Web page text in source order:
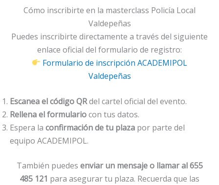
Cómo inscribirte en la masterclass Policía Local
Valdepeñas
Puedes inscribirte directamente a través del siguiente
enlace oficial del formulario de registro:
Formulario de inscripción ACADEMIPOL
Valdepeñas
Escanea el código QRdel cartel oficial del evento.
Rellena el formulariocon tus datos.
Espera la confirmación de tu plaza por parte del
equipo ACADEMIPOL.
También puedes enviar un mensaje o llamar al 655
485 121 para asegurar tu plaza. Recuerda que las